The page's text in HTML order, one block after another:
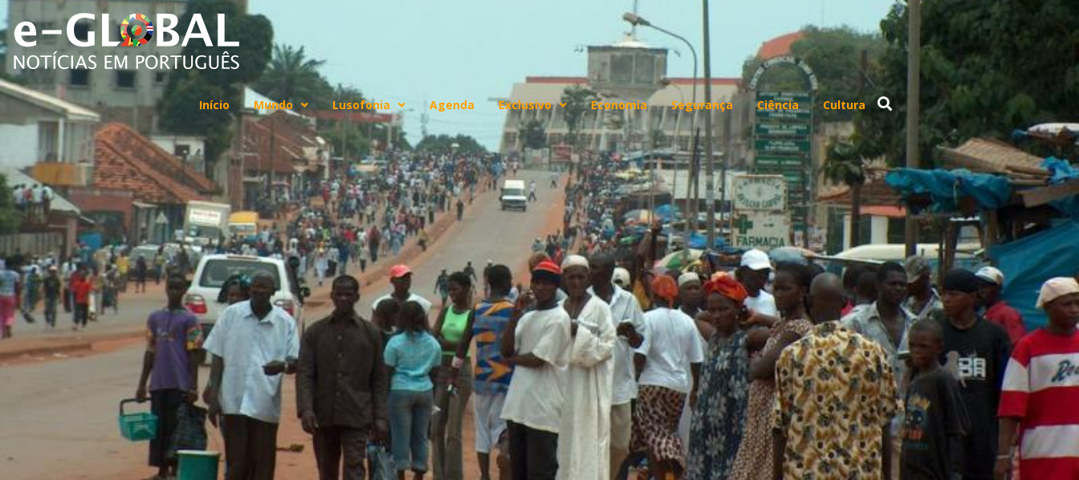
Início Mundo Lusofonia Agenda Exclusivo Economia Segurança Ciência Cultura